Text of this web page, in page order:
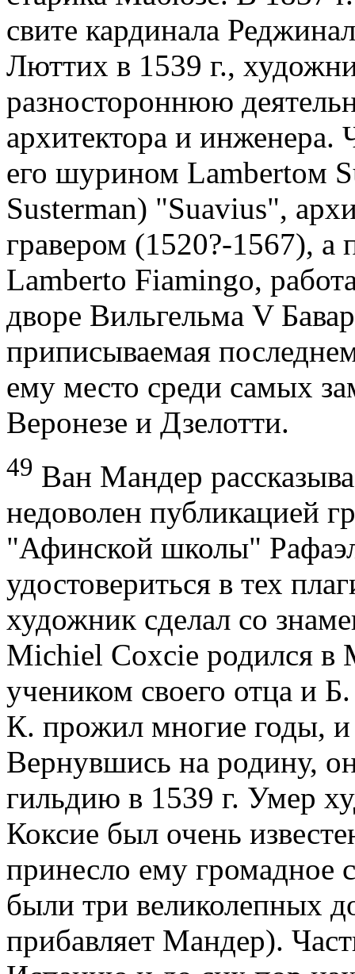
свите кардинала
Люттих в 1539 г.,
разностороннюю
архитектора и
его шурином Lambertoм
Susterman) "Suavius",
гравером (1520?-1567), а
Lamberto Fiamingo,
дворе Вильгельма V
приписываемая
ему место среди самых
Веронезе и Дзелотти.
49 Ван Мандер
недоволен публикацией
"Афинской школы"
удостовериться в тех
художник сделал со
Michiel Coxcie родился в
учеником своего отца и
К. прожил многие годы, и
Вернувшись на родину,
гильдию в 1539 г. Умер
Коксие был очень
принесло ему громадное
были три великолепных
прибавляет Мандер).